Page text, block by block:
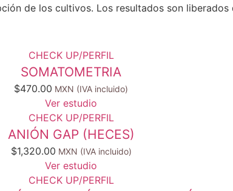
de los cultivos. Los resultados son liberados
CHECK UP/PERFIL
SOMATOMETRIA
$470.00
Ver estudio
CHECK UP/PERFIL
ANIÓN GAP (HECES)
$1,320.00
Ver estudio
CHECK UP/PERFIL